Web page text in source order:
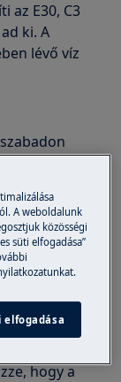
az E30, C3
ki. A
lévő víz
cső
hogy a
A weboldalunk
közösségi
süti elfogadása”
elfogadása